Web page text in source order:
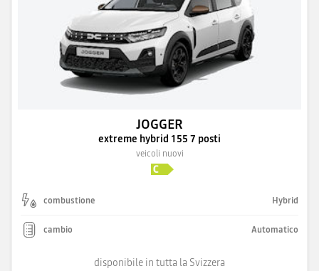
JOGGER
extreme hybrid 155 7 posti
veicoli nuovi
combustione Hybrid
cambio Automatico
disponibile in tutta la Svizzera